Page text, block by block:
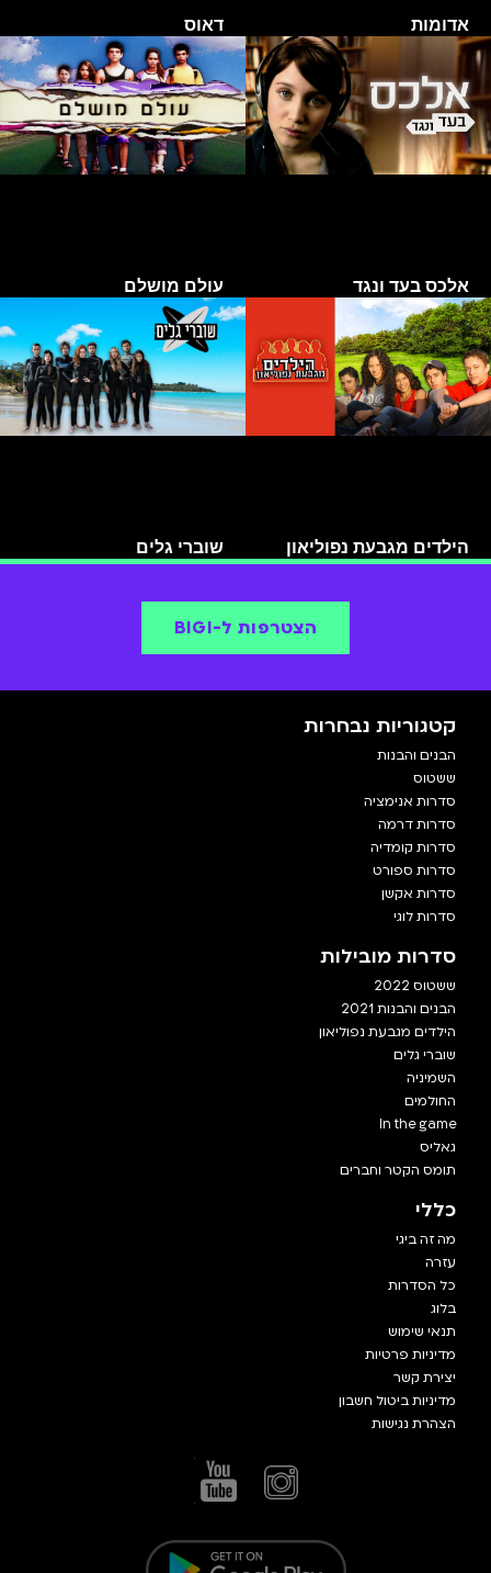
אדומות דאוס
אלכס בעד ונגד עולם מושלם
הילדים מגבעת נפוליאון שוברי גלים
הצטרפות ל-BIGI
קטגוריות נבחרות
הבנים והבנות
ששטוס
סדרות אנימציה
סדרות דרמה
סדרות קומדיה
סדרות ספורט
סדרות אקשן
סדרות לוגי
סדרות מובילות
ששטוס 2022
הבנים והבנות 2021
הילדים מגבעת נפוליאון
שוברי גלים
השמיניה
החולמים
In the game
גאליס
תומס הקטר וחברים
כללי
מה זה ביגי
עזרה
כל הסדרות
בלוג
תנאי שימוש
מדיניות פרטיות
יצירת קשר
מדיניות ביטול חשבון
הצהרת נגישות